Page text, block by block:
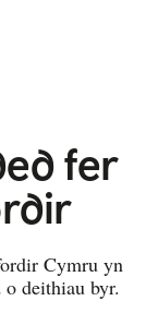
fer
Cymru yn
deithiau byr.